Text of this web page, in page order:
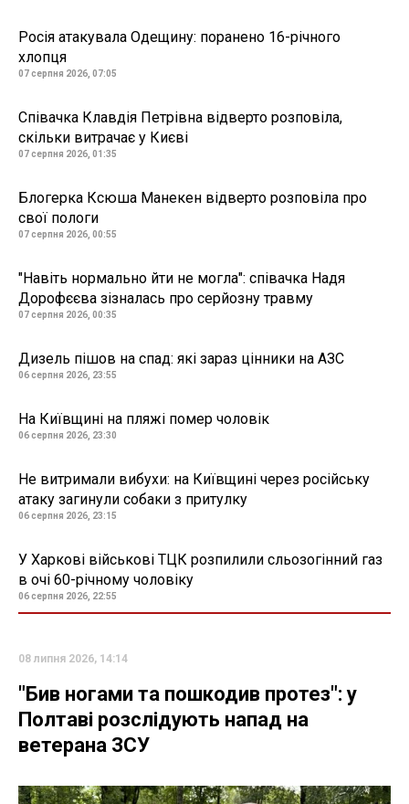
Росія атакувала Одещину: поранено 16-річного
хлопця
07 серпня 2026, 07:05
Співачка Клавдія Петрівна відверто розповіла,
скільки витрачає у Києві
07 серпня 2026, 01:35
Блогерка Ксюша Манекен відверто розповіла про
свої пологи
07 серпня 2026, 00:55
"Навіть нормально йти не могла": співачка Надя
Дорофєєва зізналась про серйозну травму
07 серпня 2026, 00:35
Дизель пішов на спад: які зараз цінники на АЗС
06 серпня 2026, 23:55
На Київщині на пляжі помер чоловік
06 серпня 2026, 23:30
Не витримали вибухи: на Київщині через російську
атаку загинули собаки з притулку
06 серпня 2026, 23:15
У Харкові військові ТЦК розпилили сльозогінний газ
в очі 60-річному чоловіку
06 серпня 2026, 22:55
08 липня 2026, 14:14
"Бив ногами та пошкодив протез": у
Полтаві розслідують напад на
ветерана ЗСУ